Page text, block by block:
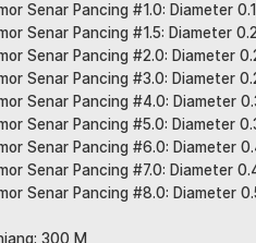
4 anyaman yang terkenal kuat dan
besar saat strike. Cocok untuk
untuk pengisian spool reel
sekaligus. Lebih hemat
Senar Pancing #1.0: Diameter
Senar Pancing #1.5: Diameter
Senar Pancing #2.0: Diameter
Senar Pancing #3.0: Diameter
Senar Pancing #4.0: Diameter
Senar Pancing #5.0: Diameter
Senar Pancing #6.0: Diameter
Senar Pancing #7.0: Diameter
Senar Pancing #8.0: Diameter
300 M